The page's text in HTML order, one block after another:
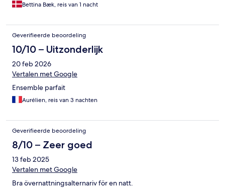
Bettina Bæk, reis van 1 nacht
Geverifieerde beoordeling
10/10 – Uitzonderlijk
20 feb 2026
Vertalen met Google
Ensemble parfait
Aurélien, reis van 3 nachten
Geverifieerde beoordeling
8/10 – Zeer goed
13 feb 2025
Vertalen met Google
Bra övernattningsalternariv för en natt.